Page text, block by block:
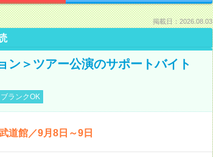
掲載日：2026.08.03
ン＞ツアー公演のサポートバイト
ブランクOK
道館／9月8日～9日